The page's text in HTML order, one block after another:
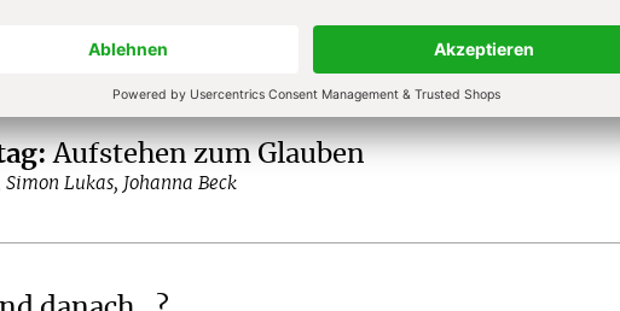
:Aufstehen zum Glauben
Simon Lukas, Johanna Beck